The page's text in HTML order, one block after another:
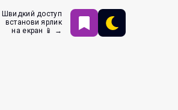
Швидкий доступ
встанови ярлик
на екран 📱 →